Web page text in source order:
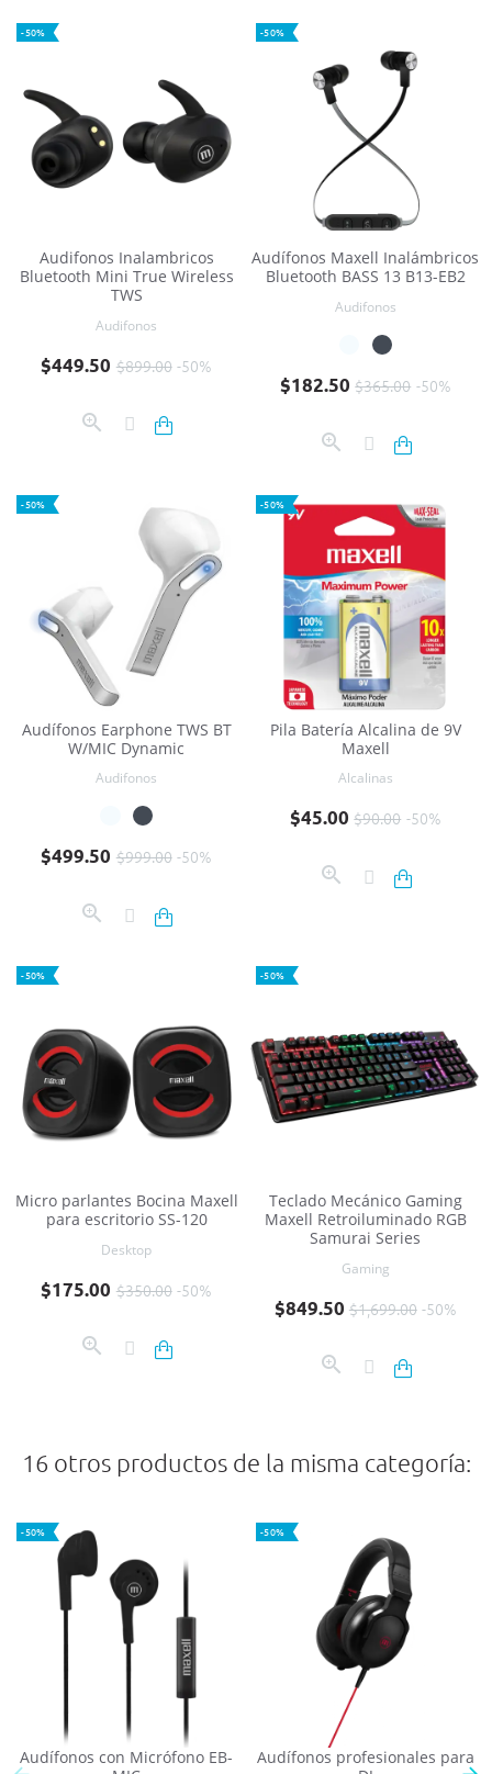
-50%
Audifonos Inalambricos
Bluetooth Mini True Wireless
TWS
Audifonos
Precio base $899.00 -50%
Precio
$449.50
-50%
Audífonos Maxell Inalámbricos
Bluetooth BASS 13 B13-EB2
Audifonos
Precio base$365.00 -50%
Precio
$182.50
-50%
Audífonos Earphone TWS BT
W/MIC Dynamic
Audifonos
Precio base$999.00 -50%
Precio
$499.50
-50%
Pila Batería Alcalina de 9V
Maxell
Alcalinas
Precio base$90.00 -50%
Precio
$45.00
-50%
Micro parlantes Bocina Maxell
para escritorio SS-120
Desktop
Precio base $350.00 -50%
Precio
$175.00
-50%
Teclado Mecánico Gaming
Maxell Retroiluminado RGB
Samurai Series
Gaming
Precio base $1,699.00 -50%
Precio
$849.50
16 otros productos de la misma categoría:
-50%
Audífonos con Micrófono EB-
-50%
Audífonos profesionales para